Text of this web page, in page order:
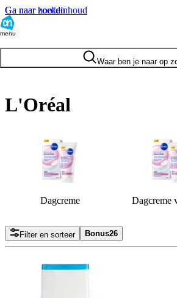
Ga naar hoofdinhoud
Ga naar zoeken
menu
Waar ben je naar op
L'Oréal
Dagcreme Dagcreme
Filter en sorteer Bonus26